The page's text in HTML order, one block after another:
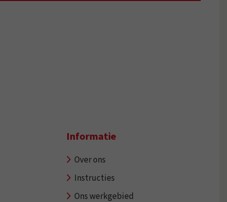
Informatie
Over ons
Instructies
Ons werkgebied